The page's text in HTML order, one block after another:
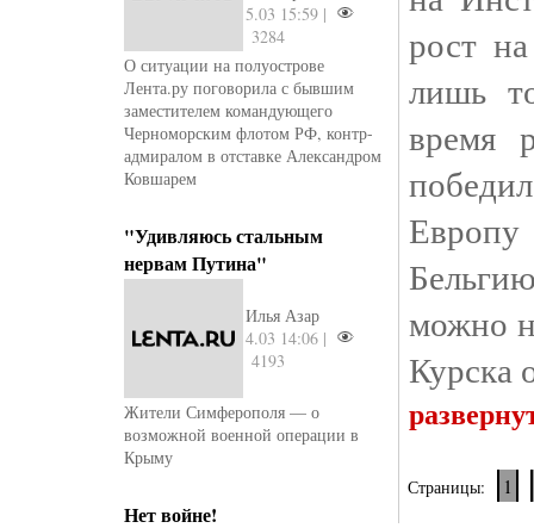
5.03 15:59 |
3284
О ситуации на полуострове
Лента.ру поговорила с бывшим
заместителем командующего
Черноморским флотом РФ, контр-
адмиралом в отставке Александром
Ковшарем
"Удивляюсь стальным
нервам Путина"
Илья Азар
4.03 14:06 |
4193
Жители Симферополя — о
возможной военной операции в
Крыму
Нет войне!
рост
лишь
время
можно
Курска
Страницы: 1